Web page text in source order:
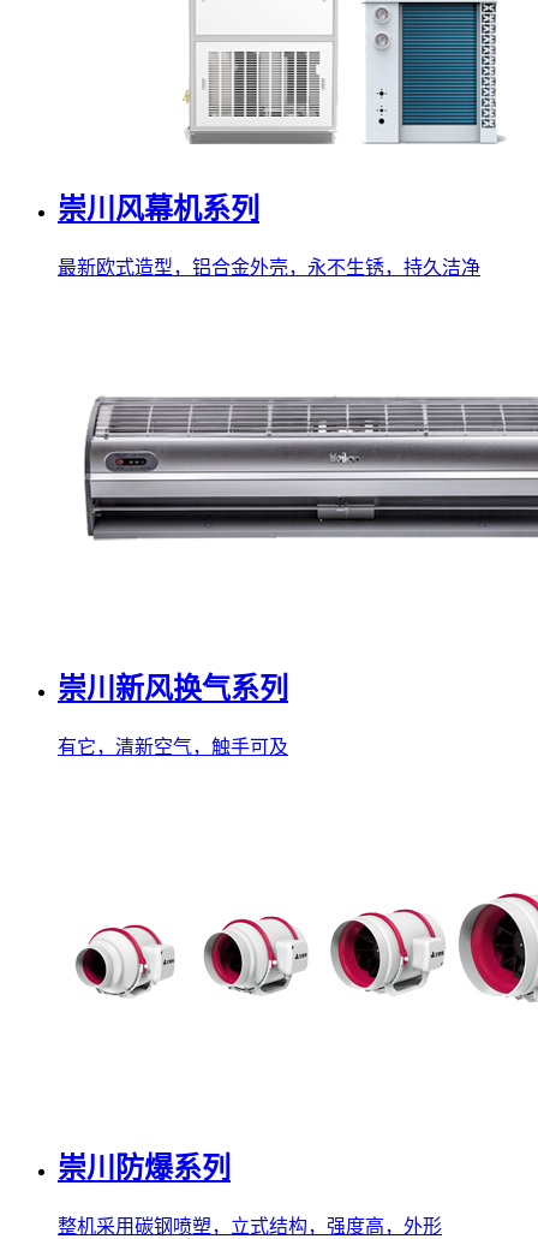
崇川风幕机系列
最新欧式造型，铝合金外壳，永不生锈，持久洁净
崇川新风换气系列
有它，清新空气，触手可及
崇川防爆系列
整机采用碳钢喷塑，立式结构，强度高，外形